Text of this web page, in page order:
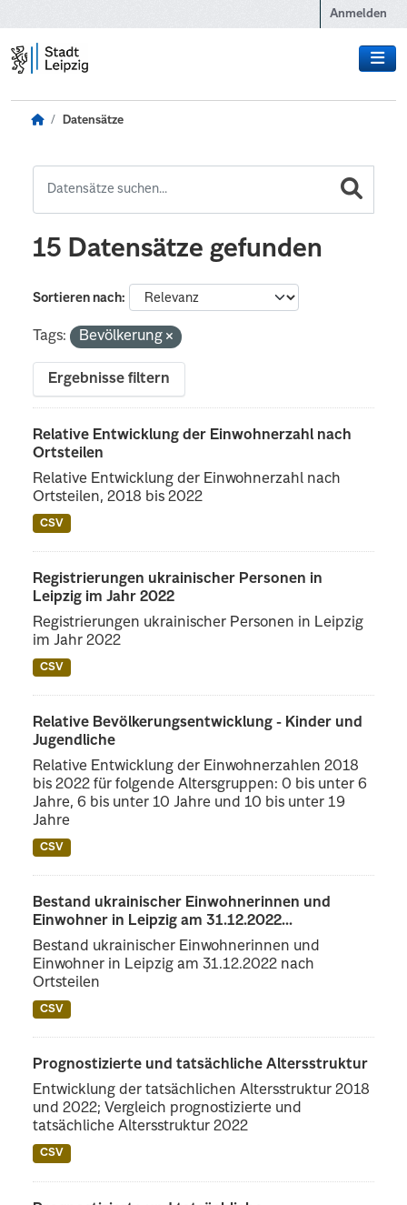
Anmelden
Datensätze
15 Datensätze gefunden
Sortieren nach
Tags: Bevölkerung
Ergebnisse filtern
Relative Entwicklung der Einwohnerzahl nach
Ortsteilen
Relative Entwicklung der Einwohnerzahl nach
Ortsteilen, 2018 bis 2022
CSV
Registrierungen ukrainischer Personen in
Leipzig im Jahr 2022
Registrierungen ukrainischer Personen in Leipzig
im Jahr 2022
CSV
Relative Bevölkerungsentwicklung - Kinder und
Jugendliche
Relative Entwicklung der Einwohnerzahlen 2018
bis 2022 für folgende Altersgruppen: 0 bis unter 6
Jahre, 6 bis unter 10 Jahre und 10 bis unter 19
Jahre
CSV
Bestand ukrainischer Einwohnerinnen und
Einwohner in Leipzig am 31.12.2022...
Bestand ukrainischer Einwohnerinnen und
Einwohner in Leipzig am 31.12.2022 nach
Ortsteilen
CSV
Prognostizierte und tatsächliche Altersstruktur
Entwicklung der tatsächlichen Altersstruktur 2018
und 2022; Vergleich prognostizierte und
tatsächliche Altersstruktur 2022
CSV